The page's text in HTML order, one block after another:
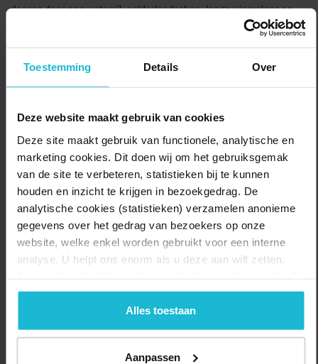
Toestemming Details Over
Deze website maakt gebruik van cookies
Deze site maakt gebruik van functionele, analytische en
marketing cookies. Dit doen wij om het gebruiksgemak
van de site te verbeteren, statistieken bij te kunnen
houden en inzicht te krijgen in bezoekgedrag. De
analytische cookies (statistieken) verzamelen anonieme
gegevens over het gedrag van bezoekers op onze
website, welke enkel worden gebruikt voor een interne
analyse. U helpt ons enorm als u deze aan wilt zetten.
geen commerciële doelstelling. U kunt deze cookies via
de knoppen accepteren, beheren of weigeren.
Alles toestaan
Aanpassen
daarna door een waterrijk polderlandschap, langs wipmolens en
lintdorpen als Noordeloos en Goudriaan. De laatste stopplaats is
veel boeren een stalletje met groente en fruit.
afwijkende eisen die aan een (45 km) stadsauto worden gesteld,
Naar de route Delen: